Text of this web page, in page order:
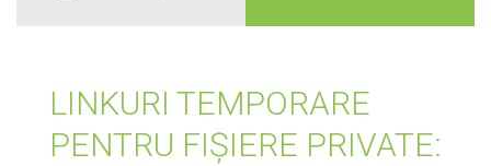
LINKURI TEMPORARE
PENTRU FIȘIERE PRIVATE: